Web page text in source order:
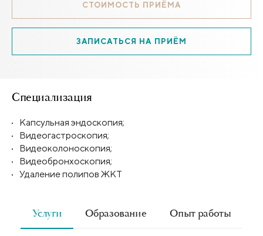
СТОИМОСТЬ ПРИЁМА
ЗАПИСАТЬСЯ НА ПРИЁМ
Специализация
Капсульная эндоскопия;
Видеогастроскопия;
Видеоколоноскопия;
Видеобронхоскопия;
Удаление полипов ЖКТ
Услуги Образование Опыт работы